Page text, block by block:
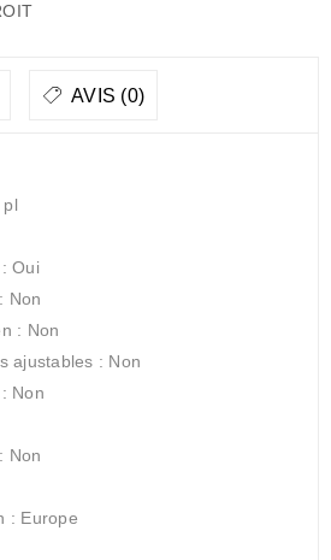
AVIS (0)
pl
Oui
Non
: Non
ajustables : Non
Non
Non
: Europe